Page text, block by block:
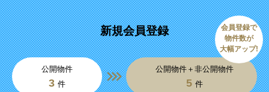
新規会員登録
公開物件
3 件
公開物件＋非公開物件
5 件
会員登録で
物件数が
大幅アップ!